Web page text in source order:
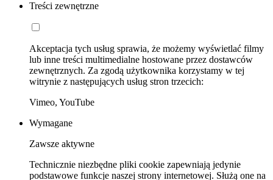
Treści zewnętrzne
Akceptacja tych usług sprawia, że możemy wyświetlać filmy
lub inne treści multimedialne hostowane przez dostawców
zewnętrznych. Za zgodą użytkownika korzystamy w tej
witrynie z następujących usług stron trzecich:
Vimeo, YouTube
Wymagane
Zawsze aktywne
Technicznie niezbędne pliki cookie zapewniają jedynie
podstawowe funkcje naszej strony internetowej. Służą one na